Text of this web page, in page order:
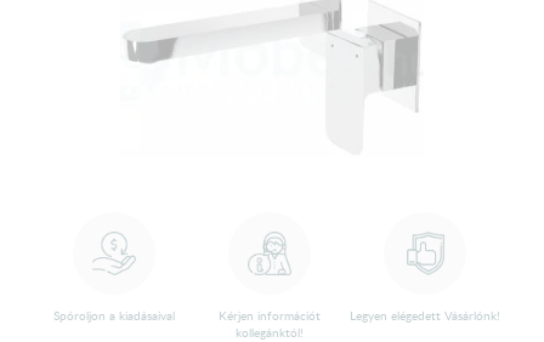
Spóroljon a kiadásaival
Kérjen információt
kollegánktól!
Legyen elégedett Vásárlónk!